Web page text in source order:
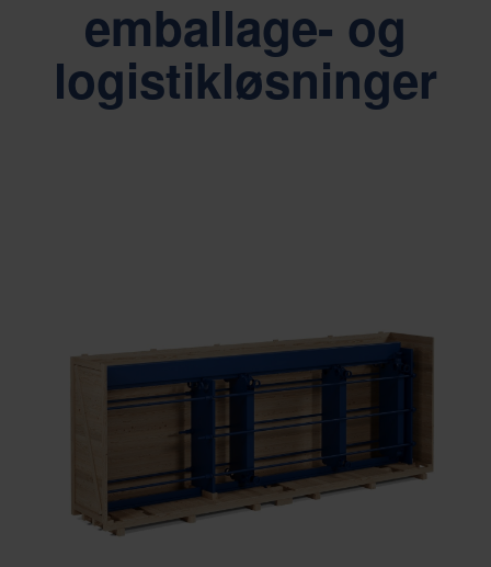
emballage- og
logistikløsninger